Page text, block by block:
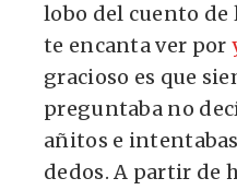
lobo del cuento de
te encanta ver por
gracioso es que
preguntaba no
añitos e
dedos. A partir de